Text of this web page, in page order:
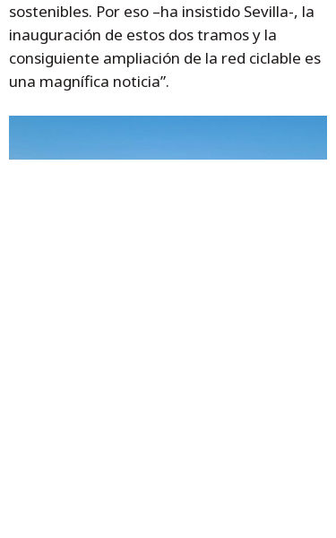
sostenibles. Por eso –ha insistido Sevilla-, la
inauguración de estos dos tramos y la
consiguiente ampliación de la red ciclable es
una magnífica noticia”.